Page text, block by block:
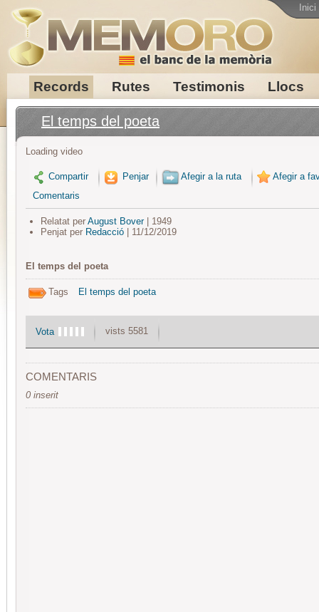
Records Rutes Testimonis Llocs
Inici
El temps del poeta
Loading video
Compartir Penjar Afegir a la ruta
Afegir a
Comentaris
Relatat per August Bover| 1949
Penjat per Redacció| 11/12/2019
El temps del poeta
Tags El temps del poeta
Vota vists 5581
COMENTARIS
0 inserit